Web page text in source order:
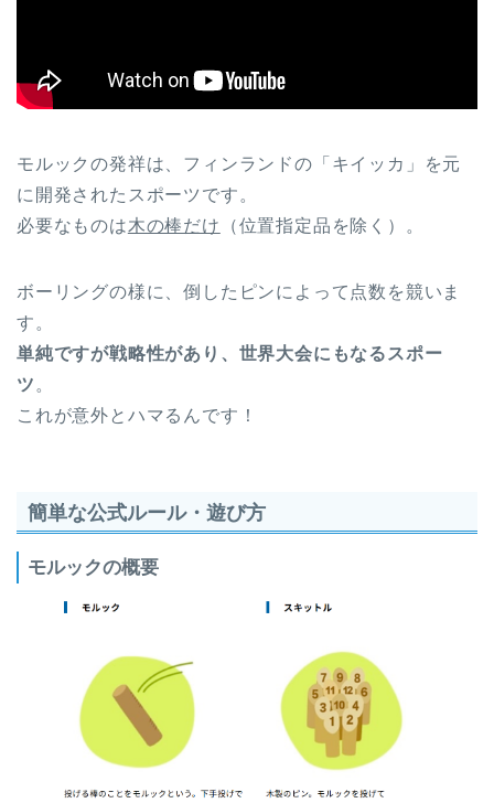
モルックの発祥は、フィンランドの「キイッカ」を元
に開発されたスポーツです。
必要なものは木の棒だけ （位置指定品を除く）。
ボーリングの様に、倒したピンによって点数を競いま
す。
単純ですが戦略性があり、世界大会にもなるスポー
ツ 。
これが意外とハマるんです！
簡単な公式ルール・遊び方
モルックの概要